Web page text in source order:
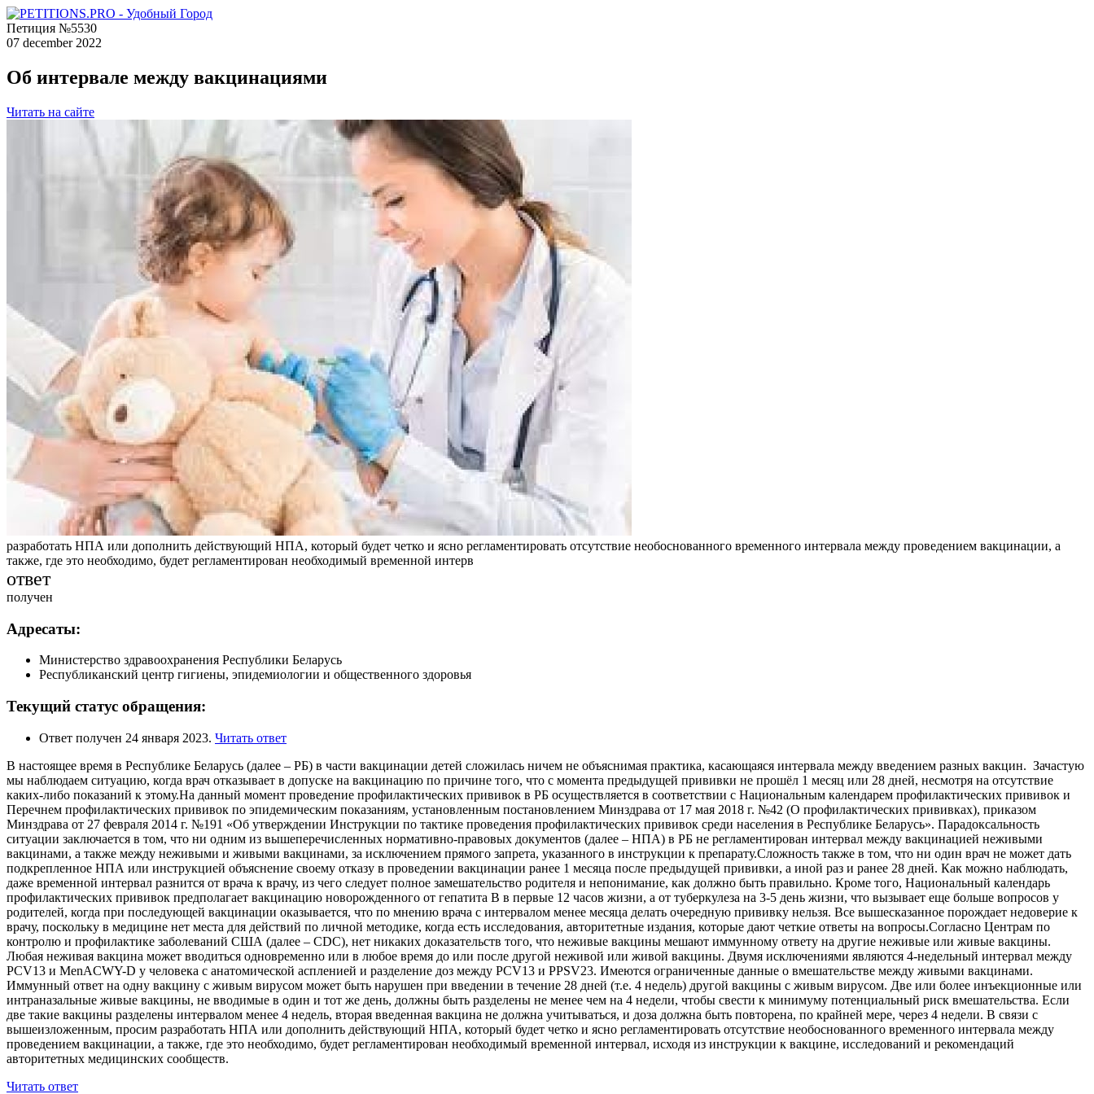
Петиция №5530
07 december 2022
Об интервале между вакцинациями
Читать на сайте
разработать НПА или дополнить действующий НПА, который будет четко и ясно регламентировать отсутствие необоснованного временного интервала между проведением вакцинации, а
также, где это необходимо, будет регламентирован необходимый временной интерв
ответ
получен
Адресаты:
Министерство здравоохранения Республики Беларусь
Республиканский центр гигиены, эпидемиологии и общественного здоровья
Текущий статус обращения:
Ответ получен 24 января 2023. Читать ответ
В настоящее время в Республике Беларусь (далее – РБ) в части вакцинации детей сложилась ничем не объяснимая практика, касающаяся интервала между введением разных вакцин. Зачастую
мы наблюдаем ситуацию, когда врач отказывает в допуске на вакцинацию по причине того, что с момента предыдущей прививки не прошёл 1 месяц или 28 дней, несмотря на отсутствие
каких-либо показаний к этому.На данный момент проведение профилактических прививок в РБ осуществляется в соответствии с Национальным календарем профилактических прививок и
Перечнем профилактических прививок по эпидемическим показаниям, установленным постановлением Минздрава от 17 мая 2018 г. №42 (О профилактических прививках), приказом
Минздрава от 27 февраля 2014 г. №191 «Об утверждении Инструкции по тактике проведения профилактических прививок среди населения в Республике Беларусь». Парадоксальность
ситуации заключается в том, что ни одним из вышеперечисленных нормативно-правовых документов (далее – НПА) в РБ не регламентирован интервал между вакцинацией неживыми
вакцинами, а также между неживыми и живыми вакцинами, за исключением прямого запрета, указанного в инструкции к препарату.Сложность также в том, что ни один врач не может дать
подкрепленное НПА или инструкцией объяснение своему отказу в проведении вакцинации ранее 1 месяца после предыдущей прививки, а иной раз и ранее 28 дней. Как можно наблюдать,
даже временной интервал разнится от врача к врачу, из чего следует полное замешательство родителя и непонимание, как должно быть правильно. Кроме того, Национальный календарь
профилактических прививок предполагает вакцинацию новорожденного от гепатита В в первые 12 часов жизни, а от туберкулеза на 3-5 день жизни, что вызывает еще больше вопросов у
родителей, когда при последующей вакцинации оказывается, что по мнению врача с интервалом менее месяца делать очередную прививку нельзя. Все вышесказанное порождает недоверие к
врачу, поскольку в медицине нет места для действий по личной методике, когда есть исследования, авторитетные издания, которые дают четкие ответы на вопросы.Согласно Центрам по
контролю и профилактике заболеваний США (далее – CDC), нет никаких доказательств того, что неживые вакцины мешают иммунному ответу на другие неживые или живые вакцины.
Любая неживая вакцина может вводиться одновременно или в любое время до или после другой неживой или живой вакцины. Двумя исключениями являются 4-недельный интервал между
PCV13 и MenACWY-D у человека с анатомической аспленией и разделение доз между PCV13 и PPSV23. Имеются ограниченные данные о вмешательстве между живыми вакцинами.
Иммунный ответ на одну вакцину с живым вирусом может быть нарушен при введении в течение 28 дней (т.е. 4 недель) другой вакцины с живым вирусом. Две или более инъекционные или
интраназальные живые вакцины, не вводимые в один и тот же день, должны быть разделены не менее чем на 4 недели, чтобы свести к минимуму потенциальный риск вмешательства. Если
две такие вакцины разделены интервалом менее 4 недель, вторая введенная вакцина не должна учитываться, и доза должна быть повторена, по крайней мере, через 4 недели. В связи с
вышеизложенным, просим разработать НПА или дополнить действующий НПА, который будет четко и ясно регламентировать отсутствие необоснованного временного интервала между
проведением вакцинации, а также, где это необходимо, будет регламентирован необходимый временной интервал, исходя из инструкции к вакцине, исследований и рекомендаций
авторитетных медицинских сообществ.
Читать ответ